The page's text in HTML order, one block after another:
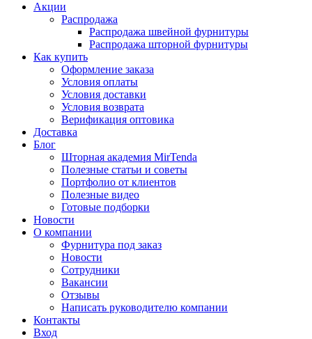
Акции
Распродажа
Распродажа швейной фурнитуры
Распродажа шторной фурнитуры
Как купить
Оформление заказа
Условия оплаты
Условия доставки
Условия возврата
Верификация оптовика
Доставка
Блог
Шторная академия MirTenda
Полезные статьи и советы
Портфолио от клиентов
Полезные видео
Готовые подборки
Новости
О компании
Фурнитура под заказ
Новости
Сотрудники
Вакансии
Отзывы
Написать руководителю компании
Контакты
Вход